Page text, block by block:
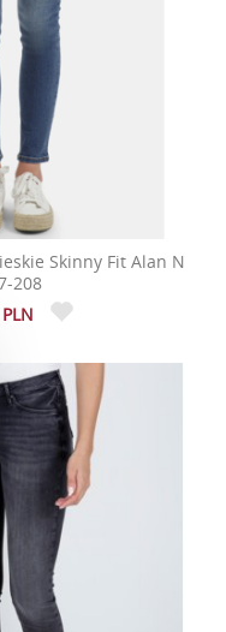
Skinny Fit Alan N
208
PLN